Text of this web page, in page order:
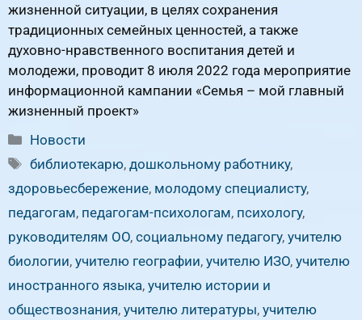
жизненной ситуации, в целях сохранения
традиционных семейных ценностей, а также
духовно-нравственного воспитания детей и
молодежи, проводит 8 июля 2022 года мероприятие
информационной кампании «Семья – мой главный
жизненный проект»
Рубрики
Новости
Метки
библиотекарю,дошкольному работнику,
здоровьесбережение, молодому специалисту,
педагогам, педагогам-психологам, психологу,
руководителям ОО, социальному педагогу, учителю
биологии, учителю географии, учителю ИЗО, учителю
иностранного языка, учителю истории и
обществознания, учителю литературы, учителю